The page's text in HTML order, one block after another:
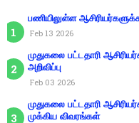
பணியிலுள்ள
Feb 13 2026
முதுகலை பட்டதாரி
அறிவிப்பு
Feb 03 2026
முதுகலை பட்டதாரி
முக்கிய விவரங்கள்